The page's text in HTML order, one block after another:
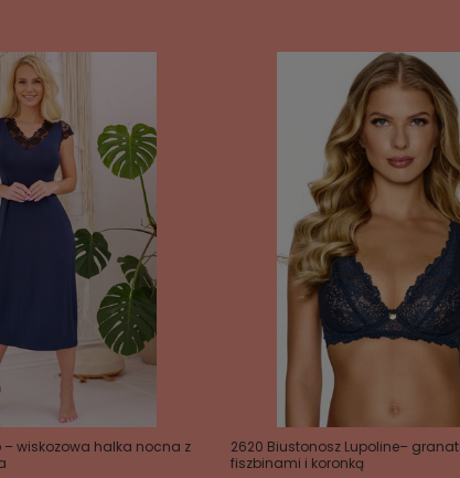
– wiskozowa halka nocna z
2620 Biustonosz Lupoline–
fiszbinami i koronką